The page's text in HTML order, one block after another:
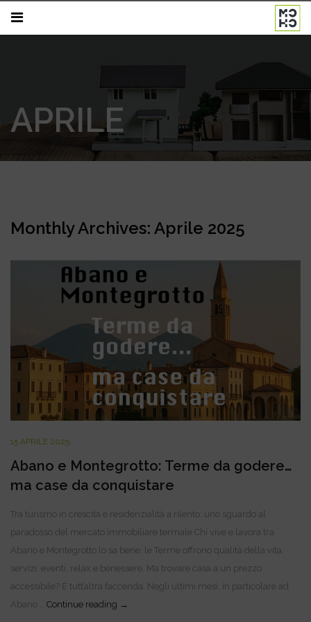
APRILE
Monthly Archives: Aprile 2025
15 APRILE 2025
Abano e Montegrotto: Terme da godere…
ma case da conquistare
Tra turismo in crescita e residenzialità a rilento: uno sguardo al
paradosso del mercato immobiliare termale Chi vive e lavora tra
Abano e Montegrotto lo sa bene: le Terme offrono qualità della vita,
servizi, eventi, relax e benessere. Ma trovare casa a un prezzo
accessibile? È tutt’altra faccenda. Negli ultimi mesi, in particolare ad
Abano … Continue reading Abano e Montegrotto: Terme da godere… ma
→